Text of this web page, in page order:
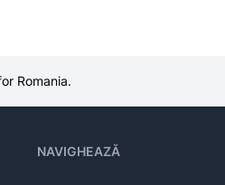
Romania.
NAVIGHEAZĂ